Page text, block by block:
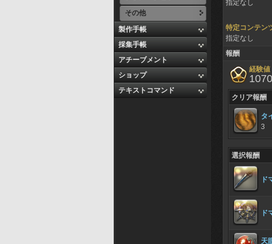
その他
製作手帳
採集手帳
アチーブメント
ショップ
テキストコマンド
指定なし
特定コンテン
指定なし
報酬
経験値
クリア報酬
タ
3
選択報酬
ド
ド
天